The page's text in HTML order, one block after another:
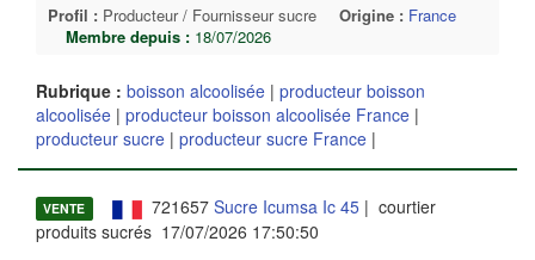
Profil : Producteur / Fournisseur sucre Origine : France
Membre depuis : 18/07/2026
Rubrique : boisson alcoolisée | producteur boisson
alcoolisée | producteur boisson alcoolisée France |
producteur sucre | producteur sucre France |
VENTE 721657 Sucre Icumsa Ic 45| courtier
produits sucrés 17/07/2026 17:50:50